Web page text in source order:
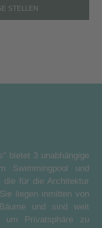
STELLEN
bietet 3 unabhängige
Swimmingpool und
die für die Architektur
liegen inmitten von
und sind weit
um Privatsphäre zu